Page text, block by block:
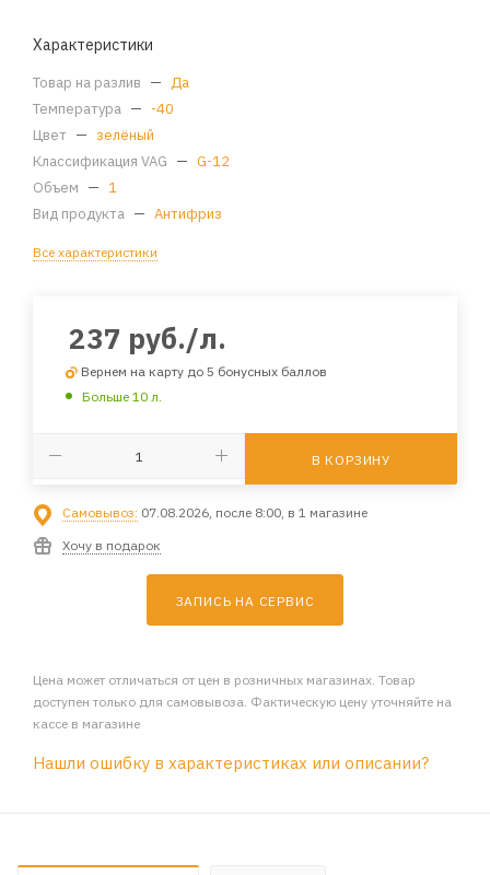
Характеристики
Товар на разлив — Да
Температура — -40
Цвет — зелёный
Классификация VAG — G-12
Объем — 1
Вид продукта — Антифриз
Все характеристики
237 руб./л.
Вернем на карту до 5 бонусных баллов
Больше 10 л.
В КОРЗИНУ
Самовывоз: 07.08.2026, после 8:00, в 1 магазине
Хочу в подарок
ЗАПИСЬ НА СЕРВИС
Цена может отличаться от цен в розничных магазинах. Товар
доступен только для самовывоза. Фактическую цену уточняйте на
кассе в магазине
Нашли ошибку в характеристиках или описании?